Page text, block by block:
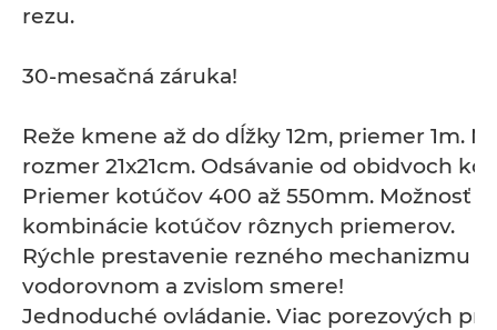
rezu.
30-mesačná záruka!
Reže kmene až do dĺžky 12m, priemer 1m.
rozmer 21x21cm. Odsávanie od obidvoch
Priemer kotúčov 400 až 550mm. Možnosť
kombinácie kotúčov rôznych priemerov.
Rýchle prestavenie rezného mechanizmu
vodorovnom a zvislom smere!
Jednoduché ovládanie. Viac porezových